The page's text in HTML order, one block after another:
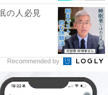
の人必見
Recommended by